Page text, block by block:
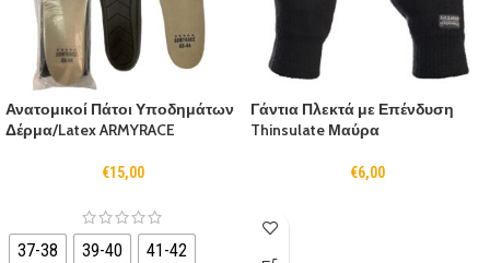
Ανατομικοί Πάτοι Υποδημάτων
Δέρμα/Latex ARMYRACE
€15,00
37-38 39-40
41-42
Γάντια Πλεκτά με Επένδυση
Thinsulate Μαύρα
€6,00